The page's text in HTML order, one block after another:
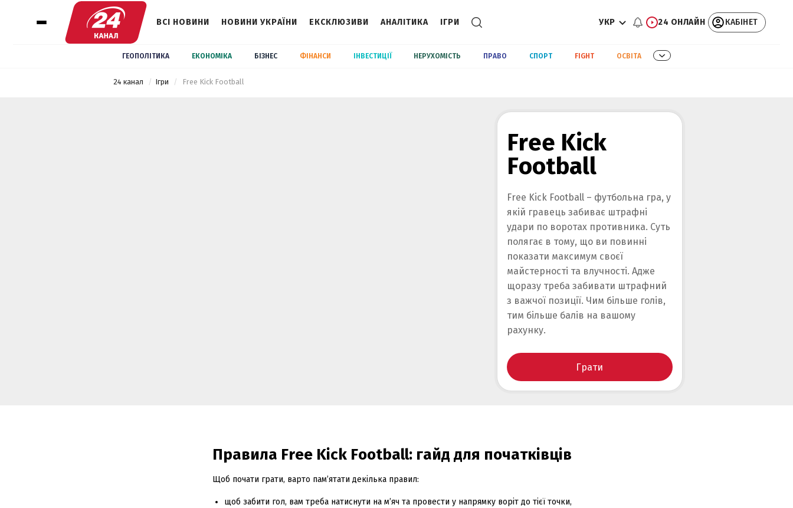
ВСІ НОВИНИ НОВИНИ УКРАЇНИ ЕКСКЛЮЗИВИ АНАЛІТИКА ІГРИ УКР 24 ОНЛАЙН КАБІНЕТ
ГЕОПОЛІТИКА ЕКОНОМІКА БІЗНЕС ФІНАНСИ ІНВЕСТИЦІЇ НЕРУХОМІСТЬ ПРАВО СПОРТ FIGHT ОСВІТА
24 канал Ігри Free Kick Football
Free Kick
Football
Free Kick Football – футбольна гра, у
якій гравець забиває штрафні
удари по воротах противника. Суть
полягає в тому, що ви повинні
показати максимум своєї
майстерності та влучності. Адже
щоразу треба забивати штрафний
з важчої позиції. Чим більше голів,
тим більше балів на вашому
рахунку.
Грати
Правила Free Kick Football: гайд для початківців
Щоб почати грати, варто пам’ятати декілька правил:
щоб забити гол, вам треба натиснути на м’яч та провести у напрямку воріт до тієї точки,